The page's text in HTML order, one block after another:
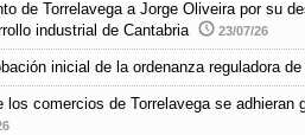
de Torrelavega a Jorge Oliveira por su
industrial de Cantabria
23/07/26
inicial de la ordenanza reguladora
comercios de Torrelavega se adhieran